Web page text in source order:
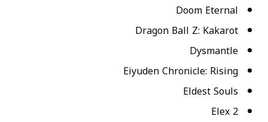
Doom Eternal
Dragon Ball Z: Kakarot
Dysmantle
Eiyuden Chronicle: Rising
Eldest Souls
Elex 2